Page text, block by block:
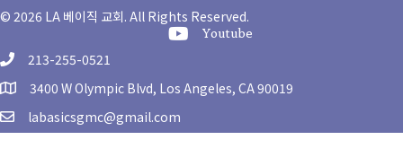
© 2026 LA 베이직 교회. All Rights Reserved.
Youtube Channel
Youtube
213-255-0521
3400 W Olympic Blvd, Los Angeles, CA 90019
labasicsgmc@gmail.com